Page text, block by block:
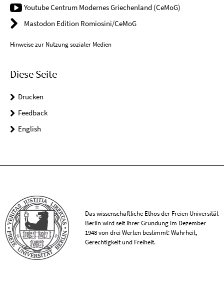
Youtube Centrum Modernes Griechenland (CeMoG)
Mastodon Edition Romiosini/CeMoG
Hinweise zur Nutzung sozialer Medien
Diese Seite
Drucken
Feedback
English
Das wissenschaftliche Ethos der Freien Universität
Berlin wird seit ihrer Gründung im Dezember
1948 von drei Werten bestimmt: Wahrheit,
Gerechtigkeit und Freiheit.